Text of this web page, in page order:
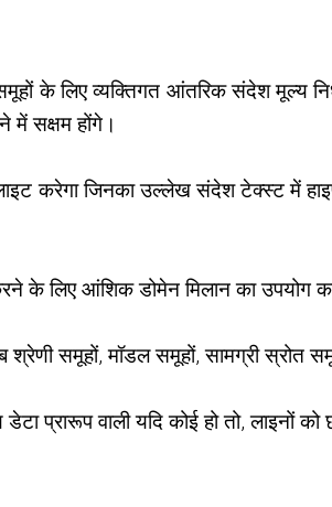
के लिए व्यक्तिगत आंतरिक संदेश मूल्य
में सक्षम होंगे।
करेगा जिनका उल्लेख संदेश टेक्स्ट में
के लिए आंशिक डोमेन मिलान का उपयोग
समूहों, मॉडल समूहों, सामग्री स्रोत
प्रारूप वाली यदि कोई हो तो, लाइनों